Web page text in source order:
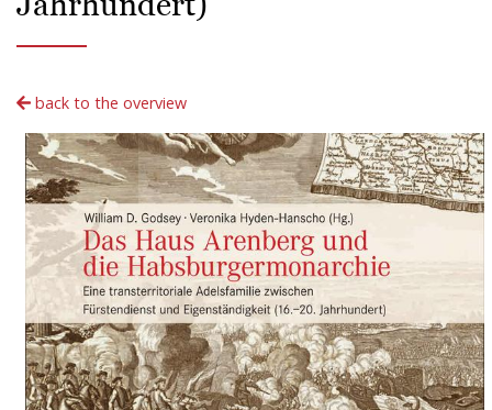
back to the overview